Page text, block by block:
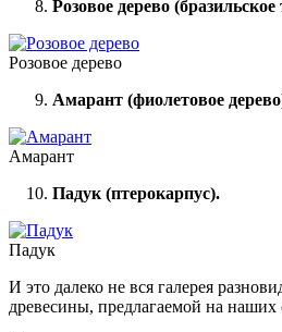
Розовое дерево
Розовое дерево
Амарант (фиолетовое
Амарант
Падук (птерокарпус).
Падук
И это далеко не вся галерея
древесины, предлагаемой на